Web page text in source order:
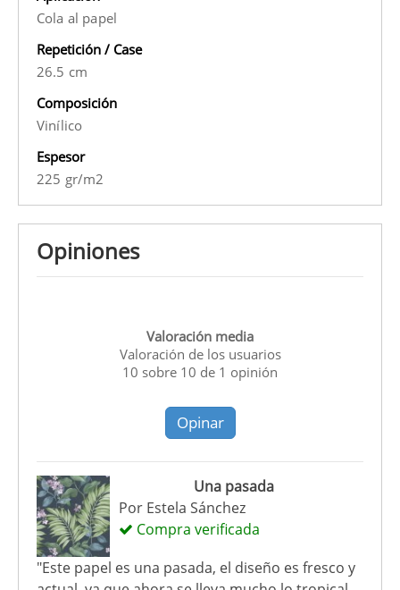
Cola al papel
Repetición / Case
26.5 cm
Composición
Vinílico
Espesor
225 gr/m2
Opiniones
Valoración media
Valoración de los usuarios
10 sobre 10 de 1 opinión
Opinar
Una pasada
Por Estela Sánchez
Compra verificada
"Este papel es una pasada, el diseño es fresco y